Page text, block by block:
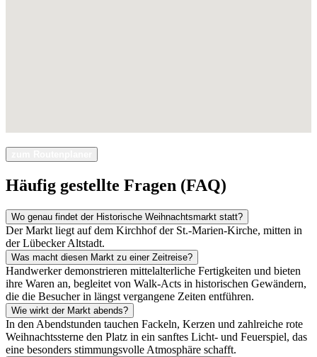
Häufig gestellte Fragen (FAQ)
Wo genau findet der Historische Weihnachtsmarkt statt?
Der Markt liegt auf dem Kirchhof der St.-Marien-Kirche, mitten in
der Lübecker Altstadt.
Was macht diesen Markt zu einer Zeitreise?
Handwerker demonstrieren mittelalterliche Fertigkeiten und bieten
ihre Waren an, begleitet von Walk-Acts in historischen Gewändern,
die die Besucher in längst vergangene Zeiten entführen.
Wie wirkt der Markt abends?
In den Abendstunden tauchen Fackeln, Kerzen und zahlreiche rote
Weihnachtssterne den Platz in ein sanftes Licht- und Feuerspiel, das
eine besonders stimmungsvolle Atmosphäre schafft.